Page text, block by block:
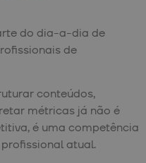
do dia-a-dia de
de
conteúdos,
métricas já não é
é uma competência
atual.